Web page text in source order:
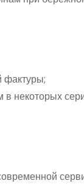
фактуры;
некоторых